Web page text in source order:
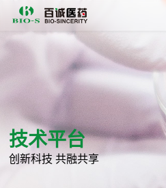
技术平台
创新科技 共融共享